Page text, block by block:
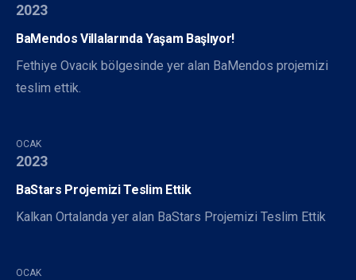
2023
BaMendos Villalarında Yaşam Başlıyor!
Fethiye Ovacık bölgesinde yer alan BaMendos projemizi
teslim ettik.
OCAK
2023
BaStars Projemizi Teslim Ettik
Kalkan Ortalanda yer alan BaStars Projemizi Teslim Ettik
OCAK